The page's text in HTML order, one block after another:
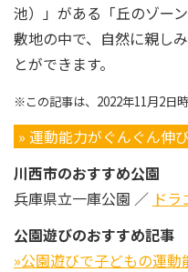
池）」がある「丘のゾー
敷地の中で、自然に親し
とができます。
※この記事は、2022年11月2日
» 運動能力がぐんぐん伸
川西市のおすすめ公園
兵庫県立一庫公園 ／ ドラ
公園遊びのおすすめ記事
»公園遊びで子どもの運